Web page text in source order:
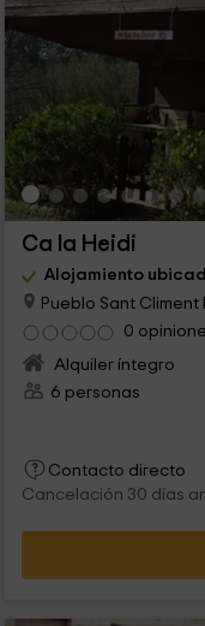
Ca la Heidi
Alojamiento
Pueblo Sant Climent
0
Alquiler íntegro
6 personas
Contacto directo
Cancelación 30 días